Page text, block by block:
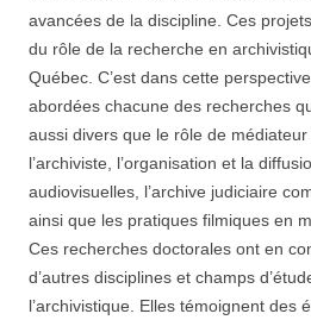
avancées de la discipline. Ces
du rôle de la recherche en
Québec. C’est dans cette
abordées chacune des recherches
aussi divers que le rôle de
l’archiviste, l’organisation et la
audiovisuelles, l’archive judiciaire
ainsi que les pratiques filmiques en
Ces recherches doctorales ont en
d’autres disciplines et champs
l’archivistique. Elles témoignent des